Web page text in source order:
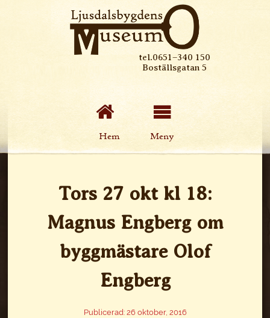
tel.0651–340 150
Boställsgatan 5
Hem Meny
Tors 27 okt kl 18:
Magnus Engberg om
byggmästare Olof
Engberg
Publicerad: 26 oktober, 2016